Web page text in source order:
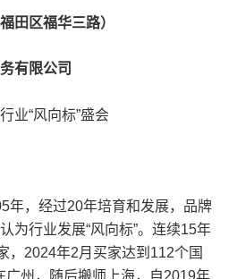
田区福华三路）
有限公司
业“风向标”盛会
年，经过20年培育和发展，品牌
为行业发展“风向标”。连续15年
，2024年2月买家达到112个国
广州，随后搬师上海，自2019年